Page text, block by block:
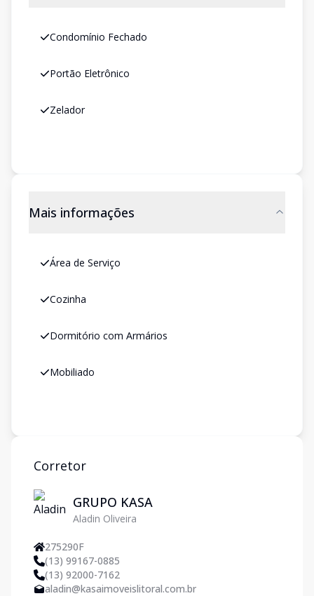
Condomínio Fechado
Portão Eletrônico
Zelador
Mais informações
Área de Serviço
Cozinha
Dormitório com Armários
Mobiliado
Corretor
GRUPO KASA
Aladin Oliveira
275290F
(13) 99167-0885
(13) 92000-7162
aladin@kasaimoveislitoral.com.br